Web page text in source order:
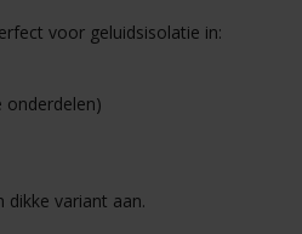
voor geluidsisolatie in:
variant aan.